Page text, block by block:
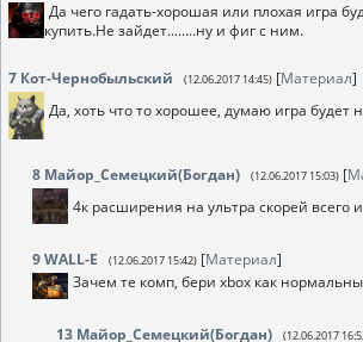
Да чего гадать-хорошая или плохая игра
купить.Не зайдет........ну и фиг с ним.
7 Кот-Чернобыльский (12.06.2017 14:45) [Материал]
Да, хоть что то хорошее, думаю игра будет
8 Майор_Семецкий(Богдан) (12.06.2017 15:03) [
4к расширения на ультра скорей
9WALL-E (12.06.2017 15:42) [Материал]
Зачем те комп, бери xbox как
13 Майор_Семецкий(Богдан) (12.06.2017